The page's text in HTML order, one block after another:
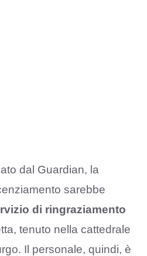
dal Guardian, la
sarebbe
di ringraziamento
tenuto nella cattedrale
Il personale, quindi, è